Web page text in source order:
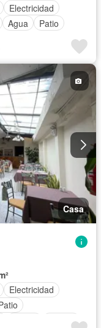
Electricidad
Agua
Patio
Casa
Electricidad
Parrilla